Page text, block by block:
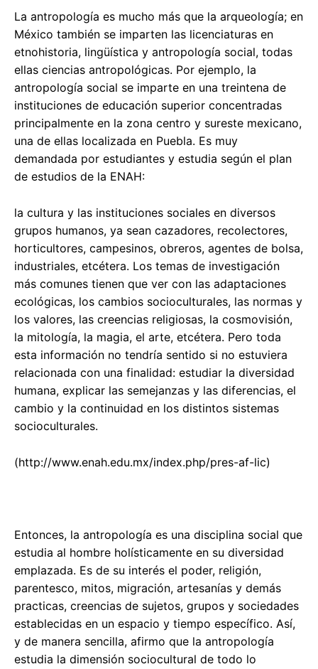
La antropología es mucho más que la arqueología; en
México también se imparten las licenciaturas en
etnohistoria, lingüística y antropología social, todas
ellas ciencias antropológicas. Por ejemplo, la
antropología social se imparte en una treintena de
instituciones de educación superior concentradas
principalmente en la zona centro y sureste mexicano,
una de ellas localizada en Puebla. Es muy
demandada por estudiantes y estudia según el plan
de estudios de la ENAH:
la cultura y las instituciones sociales en diversos
grupos humanos, ya sean cazadores, recolectores,
horticultores, campesinos, obreros, agentes de bolsa,
industriales, etcétera. Los temas de investigación
más comunes tienen que ver con las adaptaciones
ecológicas, los cambios socioculturales, las normas y
los valores, las creencias religiosas, la cosmovisión,
la mitología, la magia, el arte, etcétera. Pero toda
esta información no tendría sentido si no estuviera
relacionada con una finalidad: estudiar la diversidad
humana, explicar las semejanzas y las diferencias, el
cambio y la continuidad en los distintos sistemas
socioculturales.
(http://www.enah.edu.mx/index.php/pres-af-lic)
Entonces, la antropología es una disciplina social que
estudia al hombre holísticamente en su diversidad
emplazada. Es de su interés el poder, religión,
parentesco, mitos, migración, artesanías y demás
practicas, creencias de sujetos, grupos y sociedades
establecidas en un espacio y tiempo específico. Así,
y de manera sencilla, afirmo que la antropología
estudia la dimensión sociocultural de todo lo